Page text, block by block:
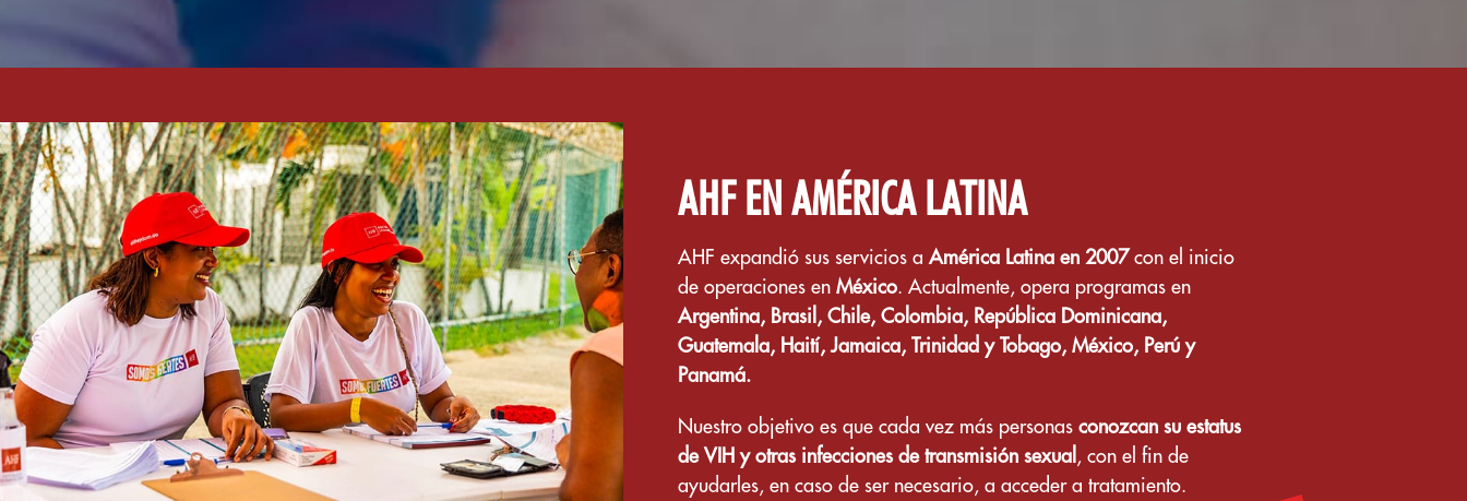
AHF EN AMÉRICA LATINA
AHF expandió sus servicios aAmérica Latina en 2007con el inicio
de operaciones enMéxico. Actualmente, opera programas en
Argentina, Brasil, Chile, Colombia, República Dominicana,
Guatemala, Haití, Jamaica, Trinidad y Tobago, México, Perú y
Panamá.
Nuestro objetivo es que cada vez más personasconozcan su estatus
de VIH y otras infecciones de transmisión sexual , con el fin de
ayudarles, en caso de ser necesario, a acceder a tratamiento.